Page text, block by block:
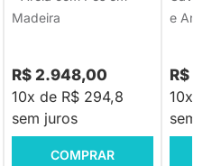
Madeira
R$ 2.948,00
10x de R$ 294,8
sem juros
COMPRAR
e Areia
R$
10x de
sem